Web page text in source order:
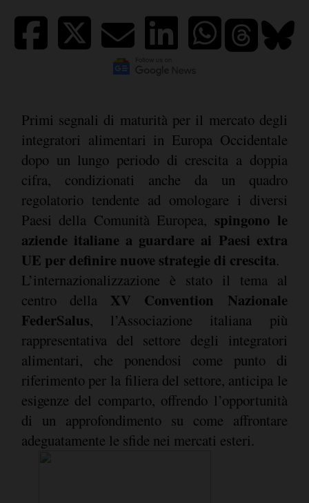
Primi segnali di maturità per il mercato degli
integratori alimentari in Europa Occidentale
dopo un lungo periodo di crescita a doppia
cifra, condizionati anche da un quadro
regolatorio tendente ad omologare i diversi
Paesi della Comunità Europea, spingono le
aziende italiane a guardare ai Paesi extra
UE per definire nuove strategie di crescita.
L’internazionalizzazione è stato il tema al
centro della XV Convention Nazionale
FederSalus, l’Associazione italiana più
rappresentativa del settore degli integratori
alimentari, che ponendosi come punto di
riferimento per la filiera del settore, anticipa le
esigenze del comparto, offrendo l’opportunità
di un approfondimento su come affrontare
adeguatamente le sfide nei mercati esteri.